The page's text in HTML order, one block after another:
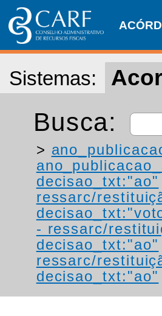
Sistemas:
Busca:
>
decisao_txt:"ao"
ressarc/
- ressarc/
decisao_txt:"ao"
ressarc/
decisao_txt:"ao"